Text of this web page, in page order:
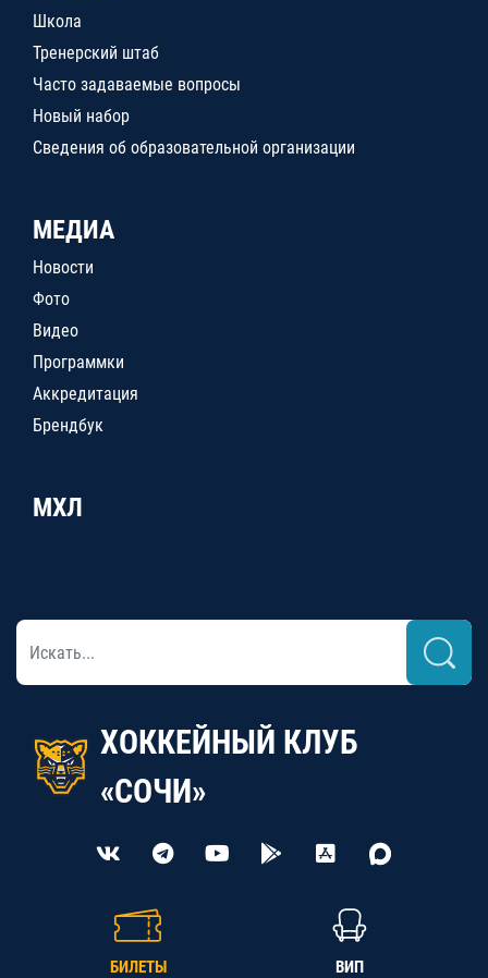
Школа
Тренерский штаб
Часто задаваемые вопросы
Новый набор
Сведения об образовательной организации
МЕДИА
Новости
Фото
Видео
Программки
Аккредитация
Брендбук
МХЛ
ХОККЕЙНЫЙ КЛУБ
«СОЧИ»
БИЛЕТЫ ВИП